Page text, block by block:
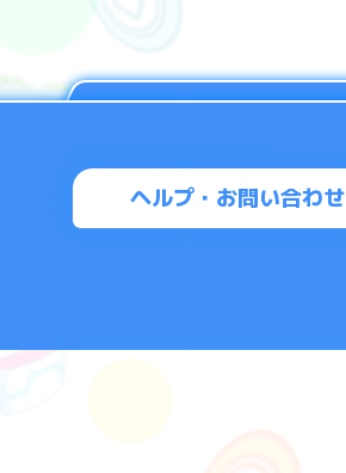
ヘルプ・お問い合わせ